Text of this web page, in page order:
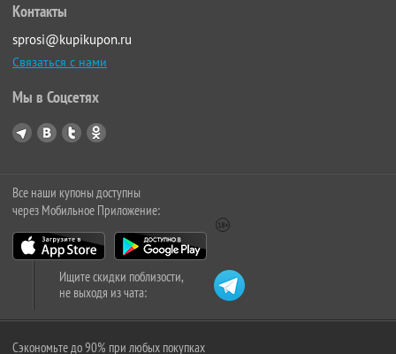
Контакты
sprosi@kupikupon.ru
Связаться с нами
Мы в Соцсетях
Все наши купоны доступны
через Мобильное Приложение:
Ищите скидки поблизости,
не выходя из чата:
Сэкономьте до 90% при любых покупках